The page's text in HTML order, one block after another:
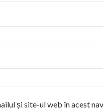
și site-ul web în acest